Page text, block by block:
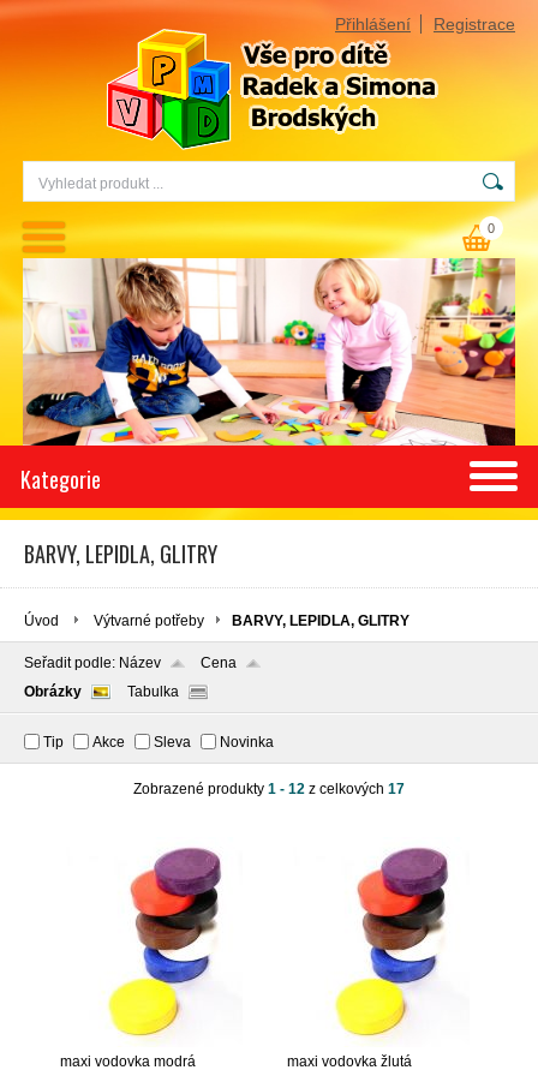
Přihlášení Registrace
0
Kategorie
BARVY, LEPIDLA, GLITRY
Úvod Výtvarné potřeby BARVY, LEPIDLA, GLITRY
Seřadit podle: Název
Cena
Obrázky
Tabulka
Tip Akce Sleva Novinka
Zobrazené produkty 1 - 12 z celkových 17
maxi vodovka modrá maxi vodovka žlutá